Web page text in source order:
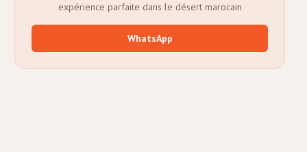
expérience parfaite dans le désert marocain
WhatsApp